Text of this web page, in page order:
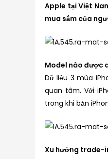
Apple tại Việt
mua sắm của
Model nào được
Dữ liệu 3 mùa
quan tâm. Với
trong khi bản
Xu hướng trade-